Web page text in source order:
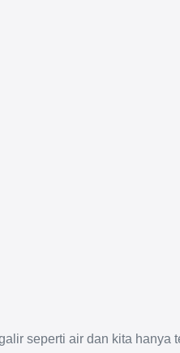
seperti air dan kita